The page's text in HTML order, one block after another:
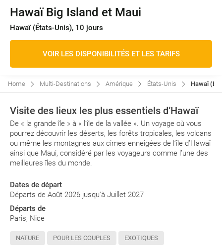
Hawaï Big Island et Maui
Hawaï (États-Unis), 10 jours
VOIR LES DISPONIBILITÉS ET LES TARIFS
Home Multi-Destinations Amérique États-Unis Hawaï
Visite des lieux les plus essentiels d’Hawaï
De « la grande île » à « l’île de la vallée ». Un voyage où vous
pourrez découvrir les déserts, les forêts tropicales, les volcans
ou même les montagnes aux cimes enneigées de l’île d’Hawaï
ainsi que Maui, considéré par les voyageurs comme l’une des
meilleures îles du monde.
Dates de départ
Départs de Août 2026 jusqu'à Juillet 2027
Départs de
Paris, Nice
NATURE POUR LES COUPLES EXOTIQUES